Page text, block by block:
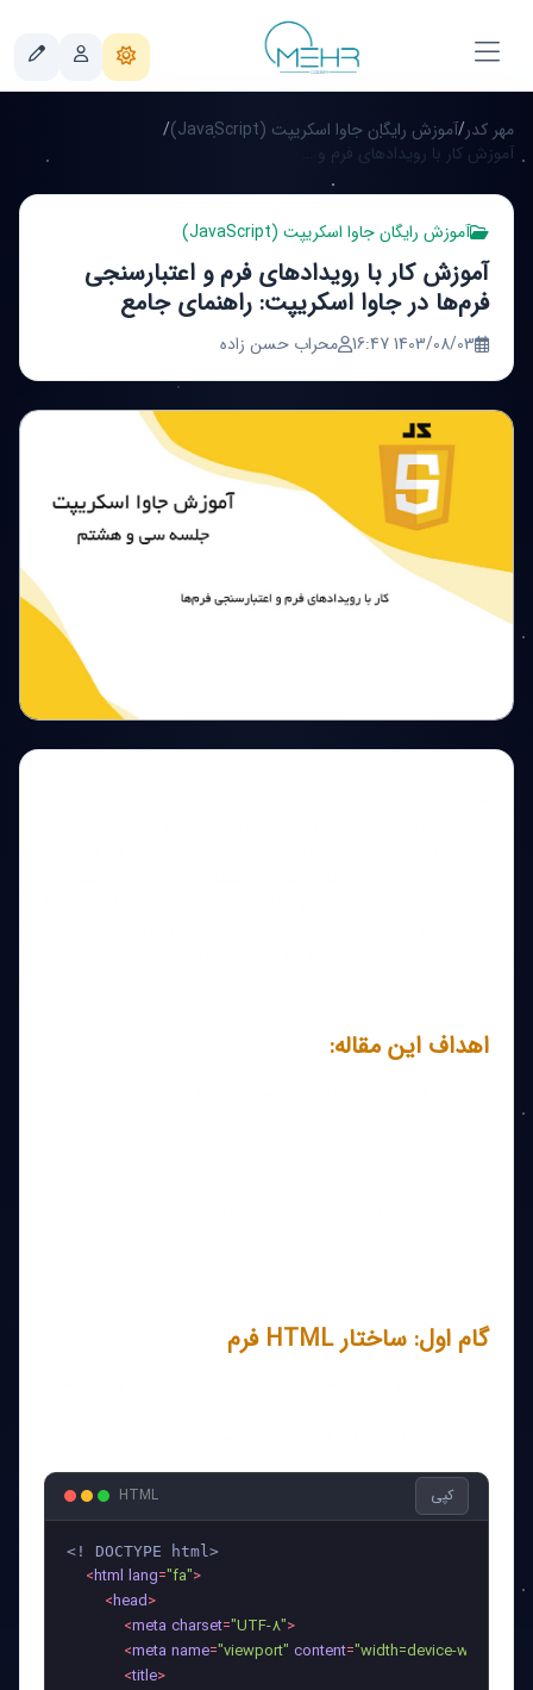
مهر کدر/آموزش رایگان جاوا اسکریپت (JavaScript)
/
آموزش رایگان جاوا اسکریپت (JavaScript)
آموزش کار با رویدادهای فرم و اعتبارسنجی
فرم‌ها در جاوا اسکریپت: راهنمای جامع
1403/08/03 16:47 محراب حسن زاده
اهداف این مقاله:
گام اول: ساختار HTML فرم
HTML کپی
<! DOCTYPE html>
<html lang="fa">
<head>
<metacharset="UTF-8">
<metaname="viewport" content="width=device-width,
<title>